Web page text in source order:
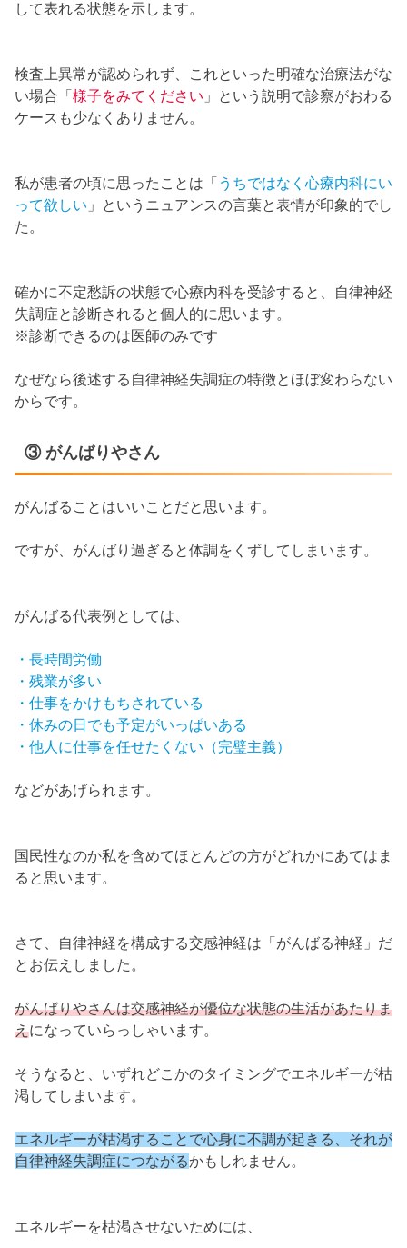
して表れる状態を示します。
検査上異常が認められず、これといった明確な治療法がな
い場合「 様子をみてください 」という説明で診察がおわる
ケースも少なくありません。
私が患者の頃に思ったことは「 うちではなく心療内科にい
って欲しい 」というニュアンスの言葉と表情が印象的でし
た。
確かに不定愁訴の状態で心療内科を受診すると、自律神経
失調症と診断されると個人的に思います。
※診断できるのは医師のみです
なぜなら後述する自律神経失調症の特徴とほぼ変わらない
からです。
③ がんばりやさん
がんばることはいいことだと思います。
ですが、がんばり過ぎると体調をくずしてしまいます。
がんばる代表例としては、
・長時間労働
・残業が多い
・仕事をかけもちされている
・休みの日でも予定がいっぱいある
・他人に仕事を任せたくない（完璧主義）
などがあげられます。
国民性なのか私を含めてほとんどの方がどれかにあてはま
ると思います。
さて、自律神経を構成する交感神経は「がんばる神経」だ
とお伝えしました。
がんばりやさんは交感神経が優位な状態の生活があたりま
えになっていらっしゃいます。
そうなると、いずれどこかのタイミングでエネルギーが枯
渇してしまいます。
エネルギーが枯渇することで心身に不調が起きる、それが
自律神経失調症につながるかもしれません。
エネルギーを枯渇させないためには、